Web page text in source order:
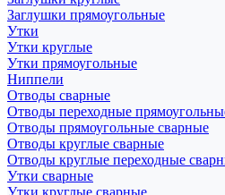
Заглушки прямоугольные
Утки
Утки круглые
Утки прямоугольные
Ниппели
Отводы сварные
Отводы переходные
Отводы прямоугольные сварные
Отводы круглые сварные
Отводы круглые переходные
Утки сварные
Утки круглые сварные